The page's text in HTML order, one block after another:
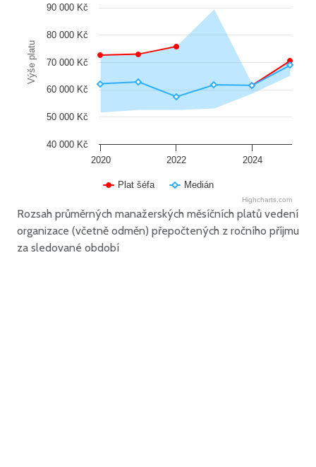
Výše platu
Plat šéfa Medián
2020 2022 2024
40 000 Kč
50 000 Kč
60 000 Kč
70 000 Kč
80 000 Kč
90 000 Kč
Highcharts.com
Rozsah průměrných manažerských měsíčních platů vedení
organizace (včetně odměn) přepočtených z ročního příjmu
za sledované období